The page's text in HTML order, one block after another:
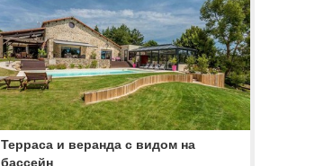
Терраса и веранда с видом на
бассейн